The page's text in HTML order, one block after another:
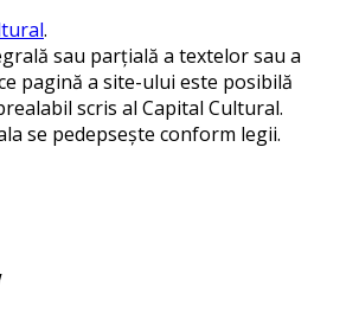
.
sau parțială a textelor sau a
pagină a site-ului este posibilă
scris al Capital Cultural.
se pedepsește conform legii.